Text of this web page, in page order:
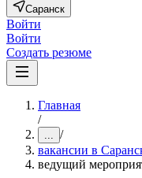
Саранск
Войти
Войти
Создать резюме
Главная
/
... /
вакансии в
ведущий